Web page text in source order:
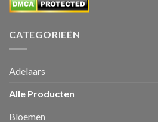
CATEGORIEËN
Adelaars
Alle Producten
Bloemen